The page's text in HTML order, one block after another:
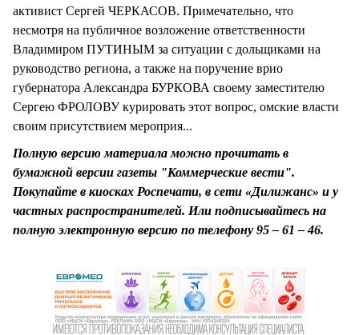
активист Сергей ЧЕРКАСОВ. Примечательно, что
несмотря на публичное возложение ответственности
Владимиром ПУТИНЫМ за ситуации с дольщиками на
руководство региона, а также на поручение врио
губернатора Александра БУРКОВА своему заместителю
Сергею ФРОЛОВУ курировать этот вопрос, омские власти
своим присутствием мероприя...
Полную версию материала можно прочитать в
бумажной версии газеты "Коммерческие вести".
Покупайте в киосках Роспечати, в сети «Дилижанс» и у
частных распространителей. Или подписывайтесь на
полную электронную версию по телефону 95 – 61 – 46.